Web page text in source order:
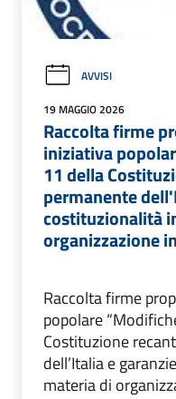
AVVISI
19 MAGGIO 2026
Raccolta firme
iniziativa
11 della
permanente
costituzionalità
organizzazione
Raccolta firme
popolare
Costituzione
dell’Italia e
materia di